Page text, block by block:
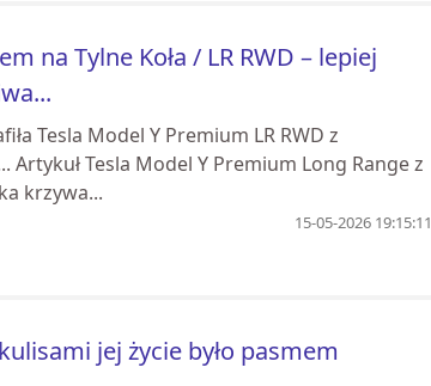
na Tylne Koła / LR RWD – lepiej
Tesla Model Y Premium LR RWD z
Tesla Model Y Premium Long Range z
krzywa...
15-05-2026 19:15:11
jej życie było pasmem